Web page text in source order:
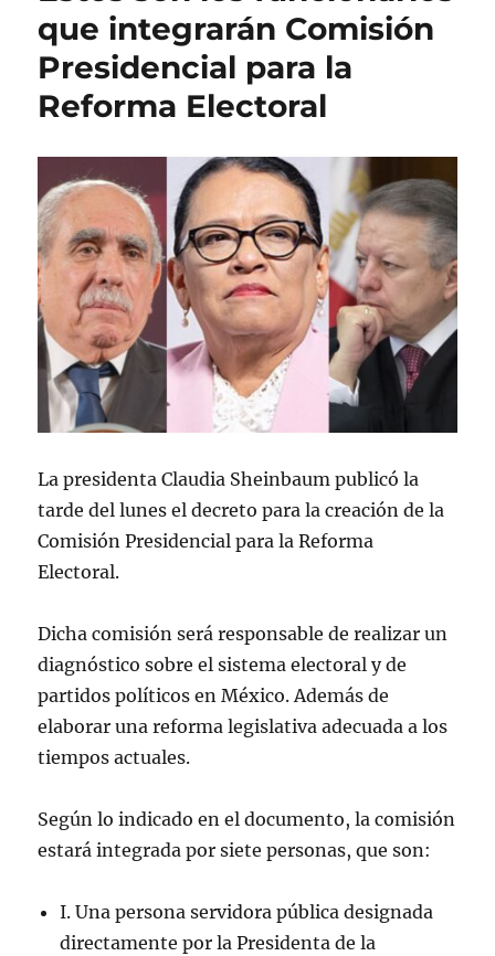
d
o
e
l
í
que integrarán Comisión
Presidencial para la
Reforma Electoral
La presidenta Claudia Sheinbaum publicó la
tarde del lunes el decreto para la creación de la
Comisión Presidencial para la Reforma
Electoral.
Dicha comisión será responsable de realizar un
diagnóstico sobre el sistema electoral y de
partidos políticos en México. Además de
elaborar una reforma legislativa adecuada a los
tiempos actuales.
Según lo indicado en el documento, la comisión
estará integrada por siete personas, que son:
I. Una persona servidora pública designada
directamente por la Presidenta de la